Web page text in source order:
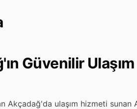
Güvenilir Ulaşım
Akçadağ'da ulaşım hizmeti sunan